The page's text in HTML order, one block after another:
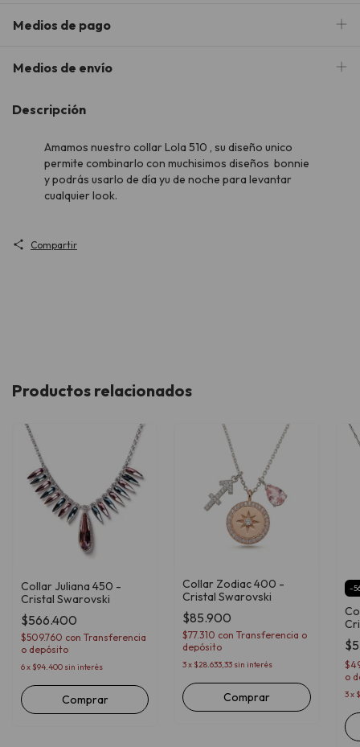
Medios de pago
Medios de envío
Descripción
Amamos nuestro collar Lola 510 , su diseño unico
permite combinarlo con muchisimos diseños bonnie
y podrás usarlo de día yu de noche para levantar
cualquier look.
Compartir
Productos relacionados
Collar Juliana 450 -
Cristal Swarovski
$566.400
$509.760 con Transferencia
o depósito
6x $94.400 sin interés
Collar Zodiac 400 -
Cristal Swarovski
$85.900
$77.310 con Transferencia o
depósito
3x $28.633,33 sin interés
Comprar
-
o
3x